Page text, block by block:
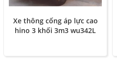
Xe thông cống áp lực cao
hino 3 khối 3m3 wu342L